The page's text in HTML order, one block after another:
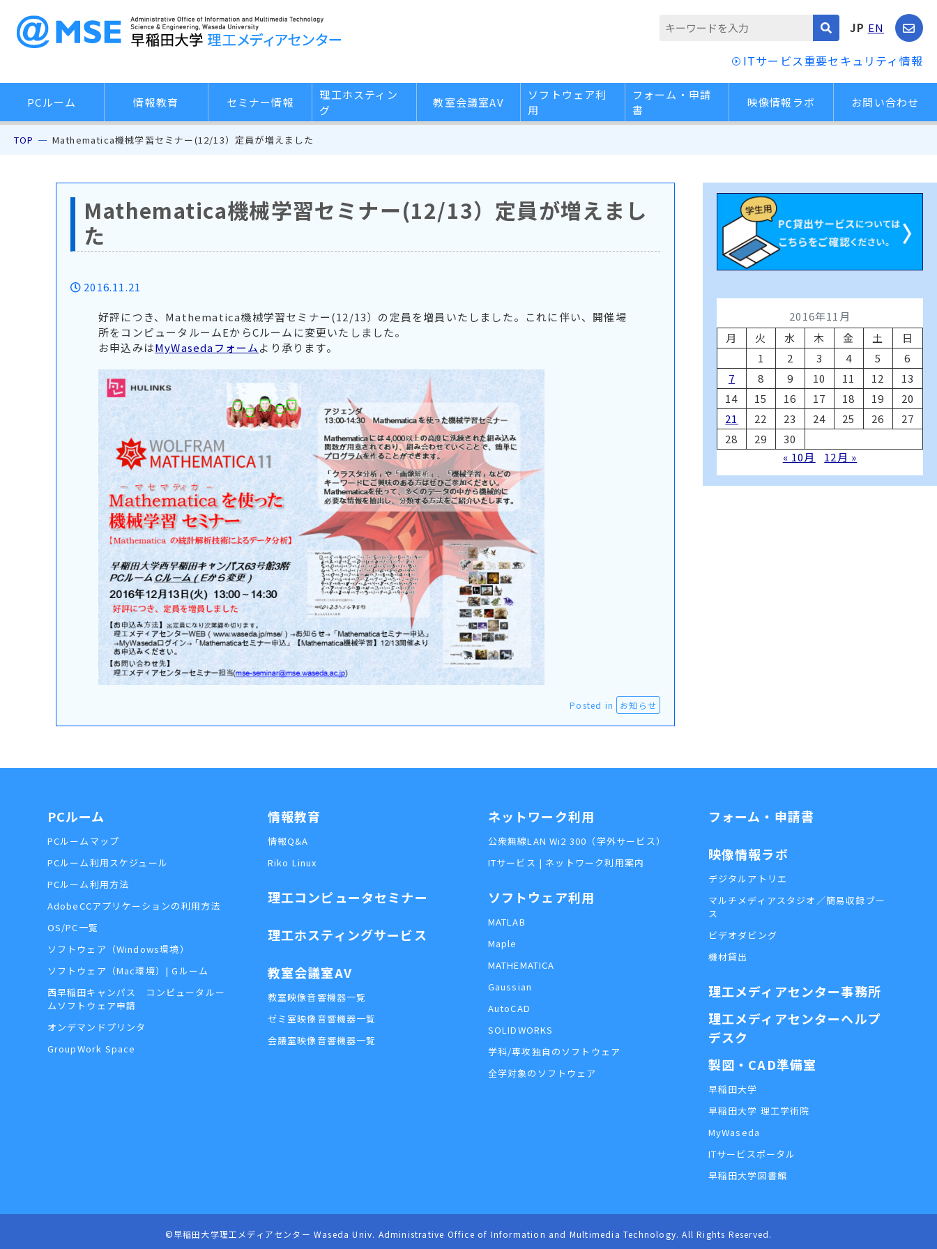
JP EN
ITサービス重要セキュリティ情報
PCルーム 情報教育 セミナー情報
理工ホスティン
グ
教室会議室AV
ソフトウェア利
用
フォーム・申請
書
映像情報ラボ お問い合わせ
TOP Mathematica機械学習セミナー(12/13）定員が増えました
Mathematica機械学習セミナー(12/13）定員が増えまし
た
2016.11.21
好評につき、Mathematica機械学習セミナー(12/13）の定員を増員いたしました。これに伴い、開催場
所をコンピュータルームEからCルームに変更いたしました。
お申込みはMyWasedaフォームより承ります。
Posted in お知らせ
2016年11月
月
火 水 木 金 土
日
1
2 3 4 5
6
7
8 9 10 11 12
13
14
15 16 17 18 19
20
21
22 23 24 25 26
27
28
29
30
« 10月
12月 »
PCルーム
PCルームマップ
PCルーム利用スケジュール
PCルーム利用方法
AdobeCCアプリケーションの利用方法
OS/PC一覧
ソフトウェア（Windows環境）
ソフトウェア（Mac環境）| Gルーム
西早稲田キャンパス コンピュータルー
ムソフトウェア申請
オンデマンドプリンタ
GroupWork Space
情報教育
情報Q&A
Riko Linux
理工コンピュータセミナー
理工ホスティングサービス
教室会議室AV
教室映像音響機器一覧
ゼミ室映像音響機器一覧
会議室映像音響機器一覧
ネットワーク利用
公衆無線LAN Wi2 300（学外サービス）
ITサービス | ネットワーク利用案内
ソフトウェア利用
MATLAB
Maple
MATHEMATICA
Gaussian
AutoCAD
SOLIDWORKS
学科/専攻独自のソフトウェア
全学対象のソフトウェア
フォーム・申請書
映像情報ラボ
デジタルアトリエ
マルチメディアスタジオ／簡易収録ブー
ス
ビデオダビング
機材貸出
理工メディアセンター事務所
理工メディアセンターヘルプ
デスク
製図・CAD準備室
早稲田大学
早稲田大学 理工学術院
MyWaseda
ITサービスポータル
早稲田大学図書館
©早稲田大学理工メディアセンター Waseda Univ. Administrative Office of Information and Multimedia Technology. All Rights Reserved.